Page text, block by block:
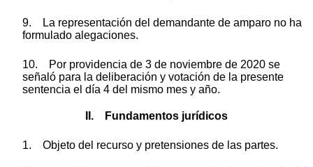
9. La representación del demandante de amparo no ha
formulado alegaciones.
10. Por providencia de 3 de noviembre de 2020 se
señaló para la deliberación y votación de la presente
sentencia el día 4 del mismo mes y año.
II. Fundamentos jurídicos
1. Objeto del recurso y pretensiones de las partes.